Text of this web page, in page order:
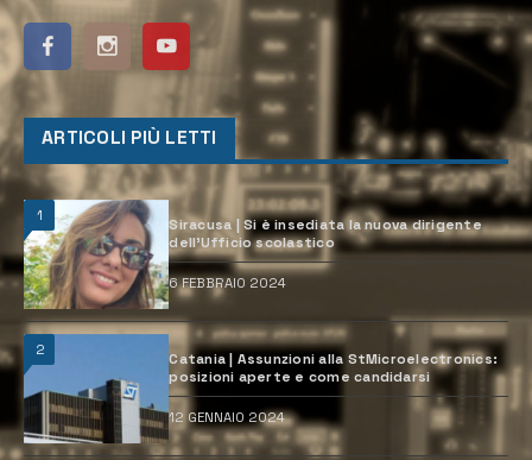
ARTICOLI PIÙ LETTI
1
Siracusa | Si è insediata la nuova dirigente
dell’Ufficio scolastico
6 FEBBRAIO 2024
2
Catania | Assunzioni alla StMicroelectronics:
posizioni aperte e come candidarsi
12 GENNAIO 2024